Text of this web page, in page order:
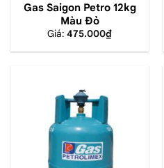
Gas Saigon Petro 12kg
Màu Đỏ
Giá: 475.000₫